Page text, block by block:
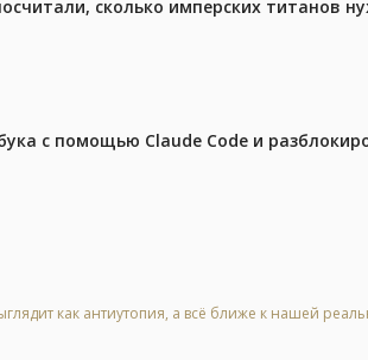
сколько имперских титанов
с помощью Claude Code и
как антиутопия, а всё ближе к нашей